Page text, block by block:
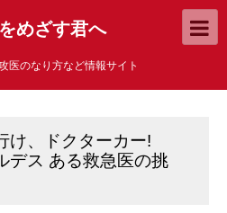
めざす君へ
医のなり方など情報サイト
け、ドクターカー!
ス ある救急医の挑